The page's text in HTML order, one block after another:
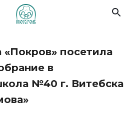
семей
посетила
в
№40 г. Витебска